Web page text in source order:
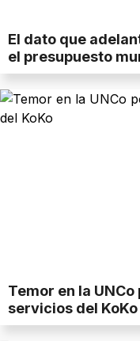
El dato que
el presupuesto
Temor en la
servicios del KoKo